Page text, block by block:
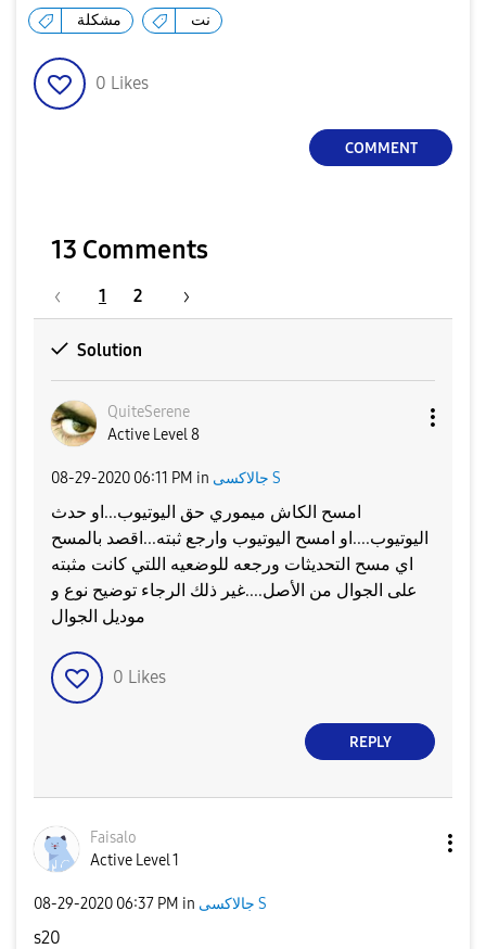
مشكلة نت
0 Likes
COMMENT
13 Comments
1 2
Solution
QuiteSerene
Active Level 8
‎08-29-2020 06:11 PM in جالاكسى S
امسح الكاش ميموري حق اليوتيوب...او حدث
اليوتيوب....او امسح اليوتيوب وارجع ثبته...اقصد بالمسح
اي مسح التحديثات ورجعه للوضعيه اللتي كانت مثبته
على الجوال من الأصل....غير ذلك الرجاء توضيح نوع و
موديل الجوال
0 Likes
REPLY
Faisalo
Active Level 1
‎08-29-2020 06:37 PM in جالاكسى S
s20